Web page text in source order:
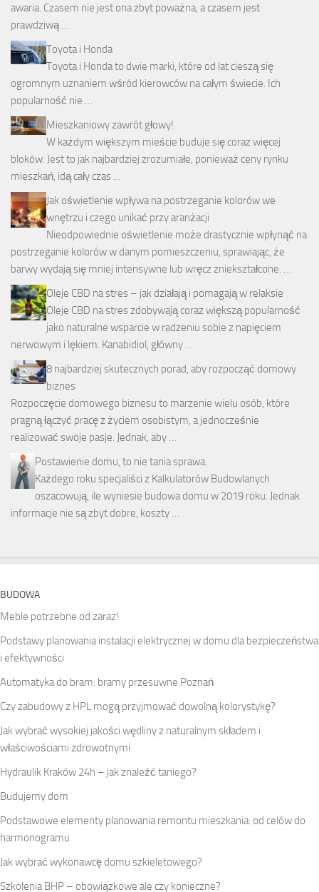
awaria. Czasem nie jest ona zbyt poważna, a czasem jest
prawdziwą …
Toyota i Honda
Toyota i Honda to dwie marki, które od lat cieszą się
ogromnym uznaniem wśród kierowców na całym świecie. Ich
popularność nie …
Mieszkaniowy zawrót głowy!
W każdym większym mieście buduje się coraz więcej
bloków. Jest to jak najbardziej zrozumiałe, ponieważ ceny rynku
mieszkań, idą cały czas …
Jak oświetlenie wpływa na postrzeganie kolorów we
wnętrzu i czego unikać przy aranżacji
Nieodpowiednie oświetlenie może drastycznie wpłynąć na
postrzeganie kolorów w danym pomieszczeniu, sprawiając, że
barwy wydają się mniej intensywne lub wręcz zniekształcone. …
Oleje CBD na stres – jak działają i pomagają w relaksie
Oleje CBD na stres zdobywają coraz większą popularność
jako naturalne wsparcie w radzeniu sobie z napięciem
nerwowym i lękiem. Kanabidiol, główny …
8 najbardziej skutecznych porad, aby rozpocząć domowy
biznes
Rozpoczęcie domowego biznesu to marzenie wielu osób, które
pragną łączyć pracę z życiem osobistym, a jednocześnie
realizować swoje pasje. Jednak, aby …
Postawienie domu, to nie tania sprawa.
Każdego roku specjaliści z Kalkulatorów Budowlanych
oszacowują, ile wyniesie budowa domu w 2019 roku. Jednak
informacje nie są zbyt dobre, koszty …
BUDOWA
Meble potrzebne od zaraz!
Podstawy planowania instalacji elektrycznej w domu dla bezpieczeństwa
i efektywności
Automatyka do bram: bramy przesuwne Poznań
Czy zabudowy z HPL mogą przyjmować dowolną kolorystykę?
Jak wybrać wysokiej jakości wędliny z naturalnym składem i
właściwościami zdrowotnymi
Hydraulik Kraków 24h – jak znaleźć taniego?
Budujemy dom
Podstawowe elementy planowania remontu mieszkania: od celów do
harmonogramu
Jak wybrać wykonawcę domu szkieletowego?
Szkolenia BHP – obowiązkowe ale czy konieczne?